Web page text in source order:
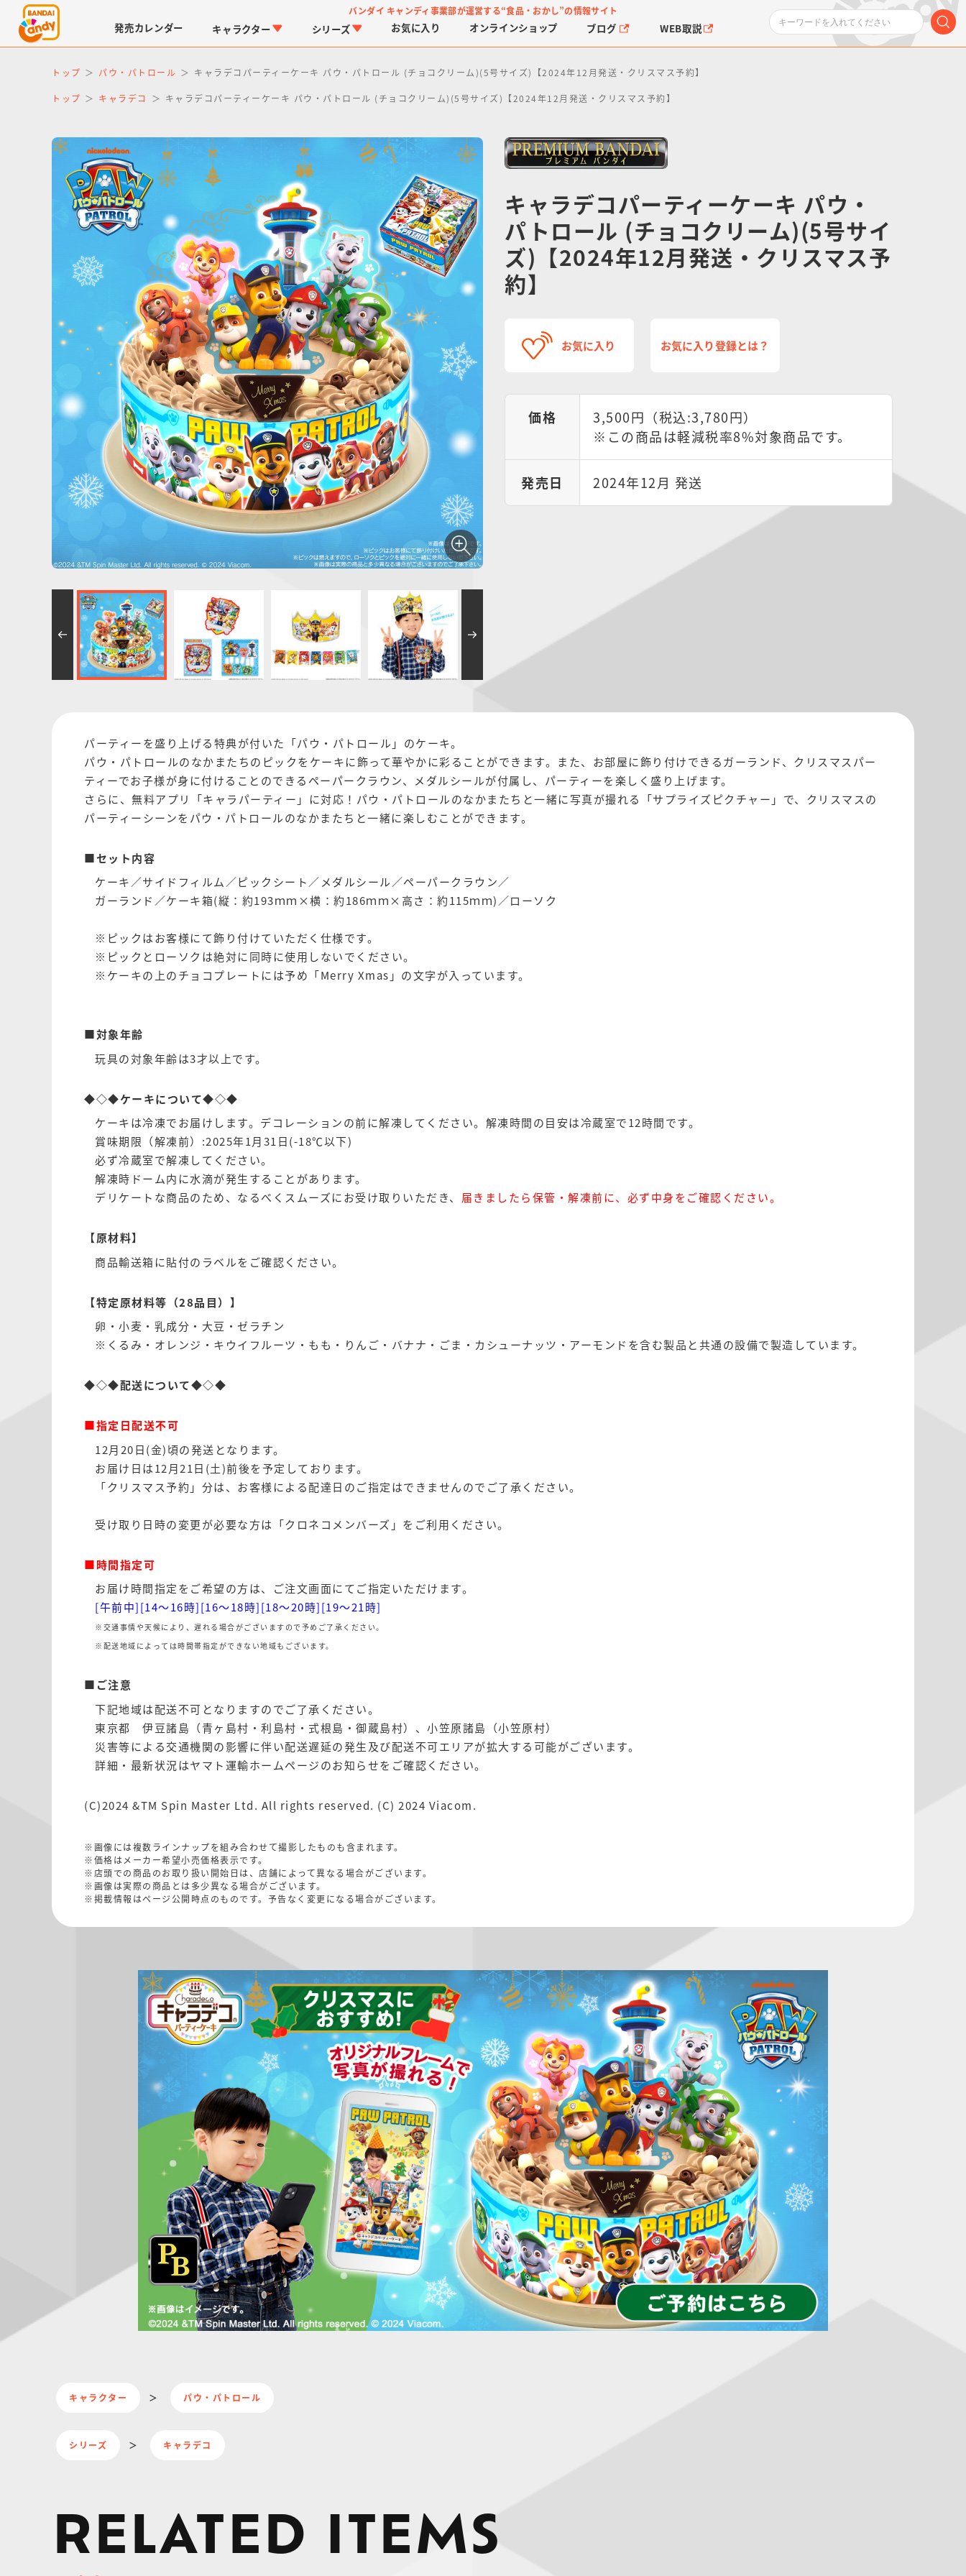
バンダイ キャンディ事業部が運営する“食品・おかし”の情報サイト
発売カレンダー キャラクター
LINK TRAVELERS 仮面ライダーシリーズ
PROJECT R.E.D.・ス
ーパー戦隊シリーズ
プリキュアシリーズ ガンダムシリーズ ポケットモンスター
シリーズ
チョコボックス チョコサプ
にふぉるめーしょん＆
スクエアシール
SMPシリーズ
お気に入り オンラインショップ ブログ WEB取説
トップ パウ・パトロール キャラデコパーティーケーキ パウ・パトロール (チョコクリーム)(5号サイズ)【2024年12月発送・クリスマス予約】
トップ キャラデコ キャラデコパーティーケーキ パウ・パトロール (チョコクリーム)(5号サイズ)【2024年12月発送・クリスマス予約】
キャラデコパーティーケーキ パウ・
パトロール (チョコクリーム)(5号サイ
ズ)【2024年12月発送・クリスマス予
約】
お気に入り お気に入り登録とは？
価格
3,500円（税込:3,780円）
※この商品は軽減税率8%対象商品です。
発売日 2024年12月 発送
パーティーを盛り上げる特典が付いた「パウ・パトロール」のケーキ。
パウ・パトロールのなかまたちのピックをケーキに飾って華やかに彩ることができます。また、お部屋に飾り付けできるガーランド、クリスマスパー
ティーでお子様が身に付けることのできるペーパークラウン、メダルシールが付属し、パーティーを楽しく盛り上げます。
さらに、無料アプリ「キャラパーティー」に対応！パウ・パトロールのなかまたちと一緒に写真が撮れる「サプライズピクチャー」で、クリスマスの
パーティーシーンをパウ・パトロールのなかまたちと一緒に楽しむことができます。
■セット内容
ケーキ／サイドフィルム／ピックシート／メダルシール／ペーパークラウン／
ガーランド／ケーキ箱(縦：約193ｍｍ×横：約186ｍｍ×高さ：約115ｍｍ)／ローソク
※ピックはお客様にて飾り付けていただく仕様です。
※ピックとローソクは絶対に同時に使用しないでください。
※ケーキの上のチョコプレートには予め「Merry Xmas」の文字が入っています。
■対象年齢
玩具の対象年齢は3才以上です。
◆◇◆ケーキについて◆◇◆
ケーキは冷凍でお届けします。デコレーションの前に解凍してください。解凍時間の目安は冷蔵室で12時間です。
賞味期限（解凍前）:2025年1月31日(-18℃以下)
必ず冷蔵室で解凍してください。
解凍時ドーム内に水滴が発生することがあります。
デリケートな商品のため、なるべくスムーズにお受け取りいただき、 届きましたら保管・解凍前に、必ず中身をご確認ください。
【原材料】
商品輸送箱に貼付のラベルをご確認ください。
【特定原材料等（28品目）】
卵・小麦・乳成分・大豆・ゼラチン
※くるみ・オレンジ・キウイフルーツ・もも・りんご・バナナ・ごま・カシューナッツ・アーモンドを含む製品と共通の設備で製造しています。
◆◇◆配送について◆◇◆
■指定日配送不可
12月20日(金)頃の発送となります。
お届け日は12月21日(土)前後を予定しております。
「クリスマス予約」分は、お客様による配達日のご指定はできませんのでご了承ください。
受け取り日時の変更が必要な方は 「クロネコメンバーズ」 をご利用ください。
■時間指定可
お届け時間指定をご希望の方は、ご注文画面にてご指定いただけます。
[午前中][14〜16時][16〜18時][18〜20時][19〜21時]
※交通事情や天候により、遅れる場合がございますので予めご了承ください。
※配送地域によっては時間帯指定ができない地域もございます。
■ご注意
下記地域は配送不可となりますのでご了承ください。
東京都 伊豆諸島（青ヶ島村・利島村・式根島・御蔵島村）、小笠原諸島（小笠原村）
災害等による交通機関の影響に伴い配送遅延の発生及び配送不可エリアが拡大する可能がございます。
詳細・最新状況はヤマト運輸ホームページのお知らせをご確認ください。
(C)2024 &TM Spin Master Ltd. All rights reserved. (C) 2024 Viacom.
※画像には複数ラインナップを組み合わせて撮影したものも含まれます。
※価格はメーカー希望小売価格表示です。
※店頭での商品のお取り扱い開始日は、店舗によって異なる場合がございます。
※画像は実際の商品とは多少異なる場合がございます。
※掲載情報はページ公開時点のものです。予告なく変更になる場合がございます。
キャラクター パウ・パトロール
シリーズ キャラデコ
RELATED ITEMS